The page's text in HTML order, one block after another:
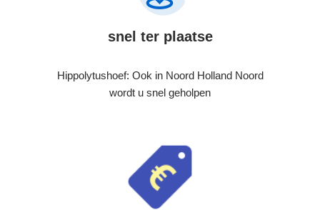
snel ter plaatse
Hippolytushoef: Ook in Noord Holland Noord
wordt u snel geholpen